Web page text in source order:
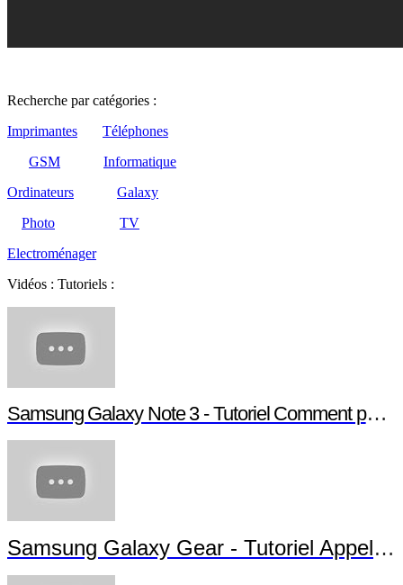
Recherche par catégories :
Imprimantes
Téléphones
GSM
Informatique
Ordinateurs
Galaxy
Photo
TV
Electroménager
Vidéos : Tutoriels :
Samsung Galaxy Note 3 - Tutoriel Comment paramétrer votre Note 3
Samsung Galaxy Gear - Tutoriel Appels et Messages